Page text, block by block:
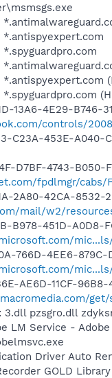
*.antispyexpert.com
*.antispyexpert.com
13A6-4E29-
controls/
C23A-453E-A040-
D7BF-4743-
fpdlmgr/cabs/
2A80-42CA-
mail/w2/
B978-451D-A0D8-
766D-4EE6-879C-
AE6D-11CF-
3.dll pzsgro.dll
LM Service -
Driver Auto
GOLD